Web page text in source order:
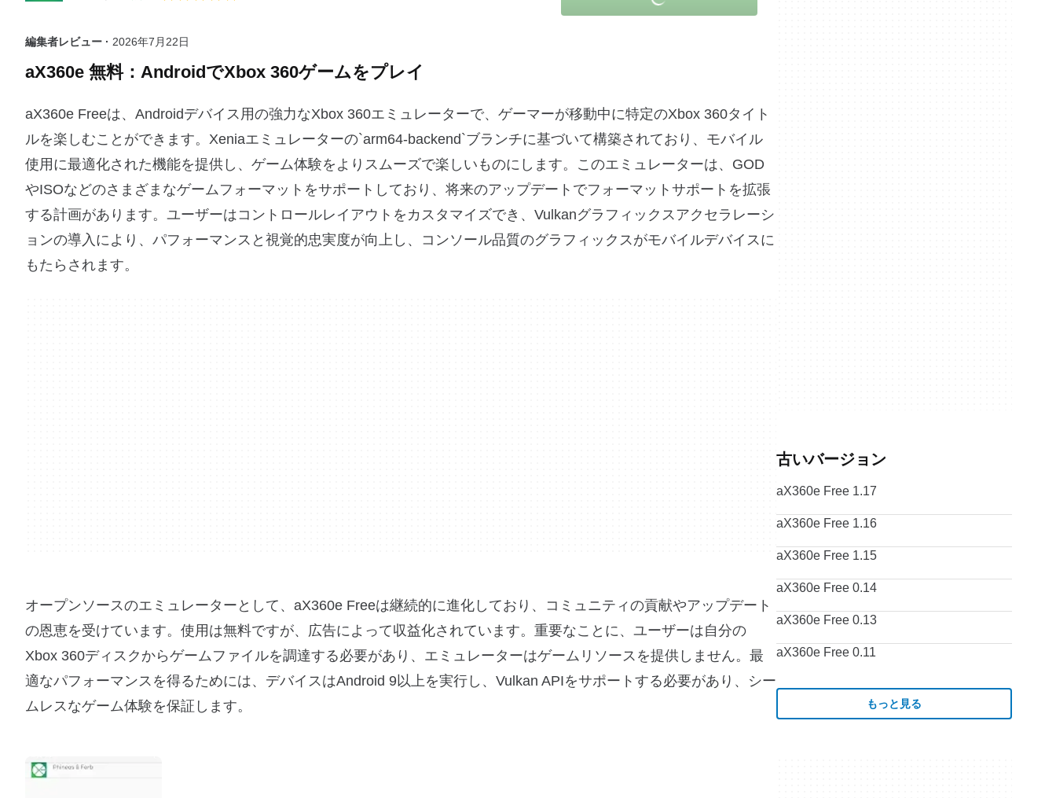
編集者レビュー · 2026年7月22日
aX360e 無料：AndroidでXbox 360ゲームをプレイ
aX360e Freeは、Androidデバイス用の強力なXbox 360エミュレーターで、ゲーマーが移動中に特定のXbox 360タイト
ルを楽しむことができます。Xeniaエミュレーターの`arm64-backend`ブランチに基づいて構築されており、モバイル
使用に最適化された機能を提供し、ゲーム体験をよりスムーズで楽しいものにします。このエミュレーターは、GOD
やISOなどのさまざまなゲームフォーマットをサポートしており、将来のアップデートでフォーマットサポートを拡張
する計画があります。ユーザーはコントロールレイアウトをカスタマイズでき、Vulkanグラフィックスアクセラレーシ
ョンの導入により、パフォーマンスと視覚的忠実度が向上し、コンソール品質のグラフィックスがモバイルデバイスに
もたらされます。
オープンソースのエミュレーターとして、aX360e Freeは継続的に進化しており、コミュニティの貢献やアップデート
の恩恵を受けています。使用は無料ですが、広告によって収益化されています。重要なことに、ユーザーは自分の
Xbox 360ディスクからゲームファイルを調達する必要があり、エミュレーターはゲームリソースを提供しません。最
適なパフォーマンスを得るためには、デバイスはAndroid 9以上を実行し、Vulkan APIをサポートする必要があり、シー
ムレスなゲーム体験を保証します。
古いバージョン
aX360e Free 1.17
aX360e Free 1.16
aX360e Free 1.15
aX360e Free 0.14
aX360e Free 0.13
aX360e Free 0.11
もっと見る